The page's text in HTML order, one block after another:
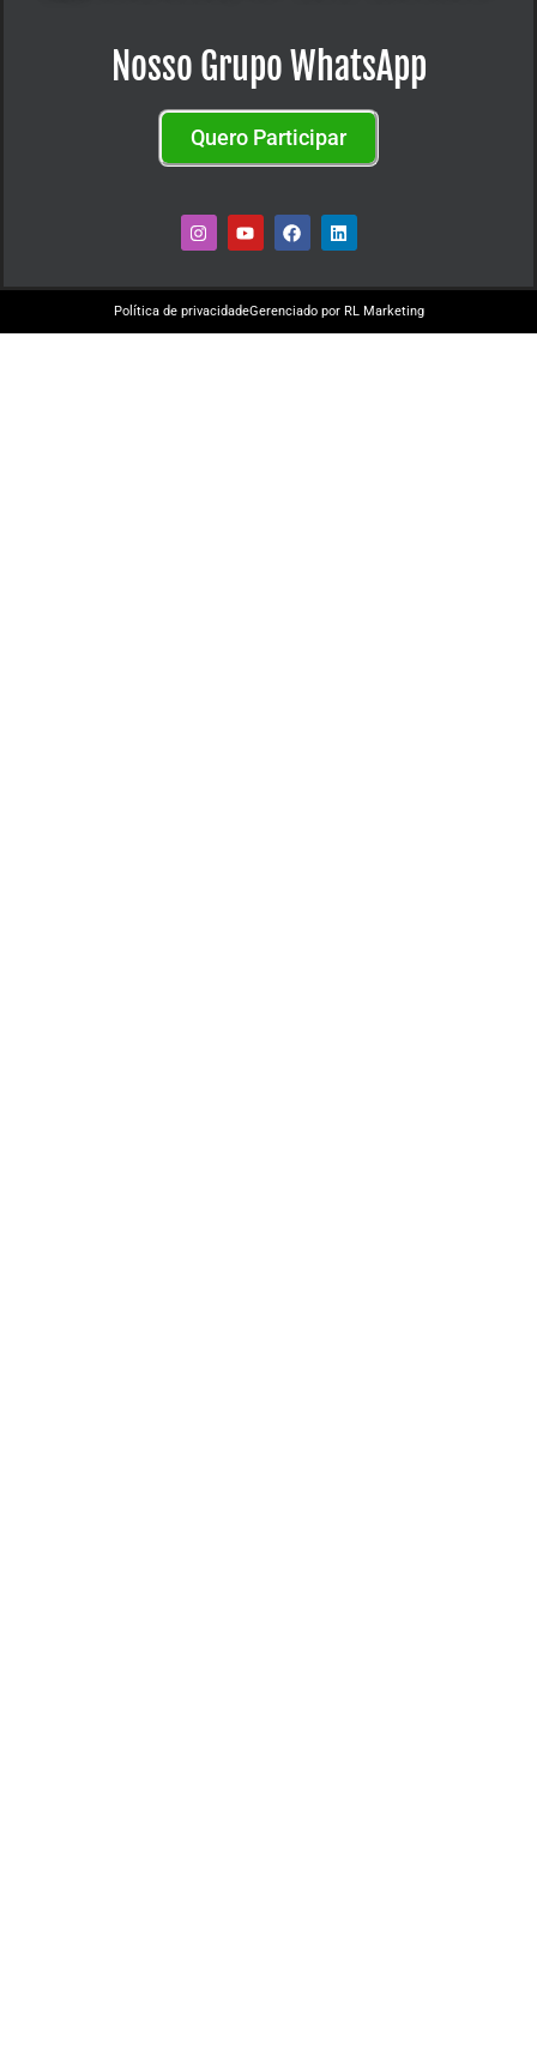
Nosso Grupo WhatsApp
Quero Participar
Política de privacidadeGerenciado por RL Marketing